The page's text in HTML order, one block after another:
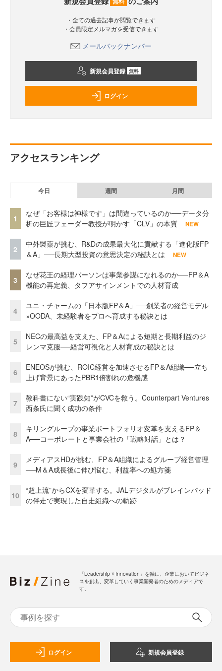
・全ての過去記事が閲覧できます
・会員限定メルマガを受信できます
メールバックナンバー
新規会員登録 無料
ログイン
アクセスランキング
今日 週間 月間
1
なぜ「お客様は神様です」は間違っているのか──データ分
析の巨匠フェーダー教授が明かす「CLV」の本質
NEW
2
中外製薬が挑む、R&Dの成果最大化に貢献する「進化版FP
＆A」──長期大型投資の意思決定の秘訣とは
NEW
3
なぜ花王の経理パーソンは事業参謀になれるのか──FP＆A
機能の再定義、タフアサインメントでの人材育成
4
ユニ・チャームの「日本版FP＆A」──創業者の経営モデル
×OODA、未経験者をプロへ育成する秘訣とは
5
NECの最高益を支えた、FP＆Aによる短期と長期利益のジ
レンマ克服──経営可視化と人材育成の秘訣とは
6
ENEOSが挑む、ROIC経営を加速させるFP＆A組織──立ち
上げ背景にあったPBR1倍割れの危機感
7
教科書にない“実践知”がCVCを救う。Counterpart Ventures
西条氏に聞く成功の条件
8
キリングループの事業ポートフォリオ変革を支えるFP＆
A──コーポレートと事業会社の「戦略対話」とは？
9
メディアスHDが挑む、FP＆A組織によるグループ経営管理
──M＆A成長後に伸び悩む、利益率への処方箋
10
“超上流”からCXを変革する。JALデジタルがブレインパッド
の伴走で実現した自走組織への軌跡
「Leadership ☓ Innovation」を軸に、企業においてビジネ
スを創出、変革していく事業開発者のためのメディアで
す。
ログイン 新規会員登録